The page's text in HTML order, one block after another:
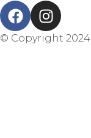
© Copyright 2024